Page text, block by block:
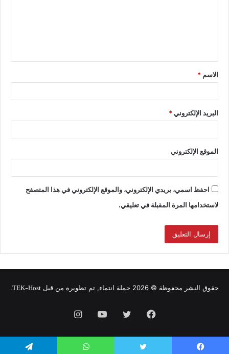
الاسم *
البريد الإلكتروني*
الموقع الإلكتروني
احفظ اسمي، بريدي الإلكتروني، والموقع الإلكتروني في هذا المتصفح
لاستخدامها المرة المقبلة في تعليقي.
حقوق النشر محفوظة © 2026 حملة انتماء, تم تطويره من قبل TEK-Host
.
فيسبوك تويتر يوتيوبانستقرام